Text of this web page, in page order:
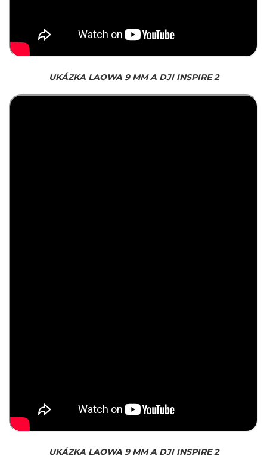
UKÁZKA LAOWA 9 MM A DJI INSPIRE 2
UKÁZKA LAOWA 9 MM A DJI INSPIRE 2